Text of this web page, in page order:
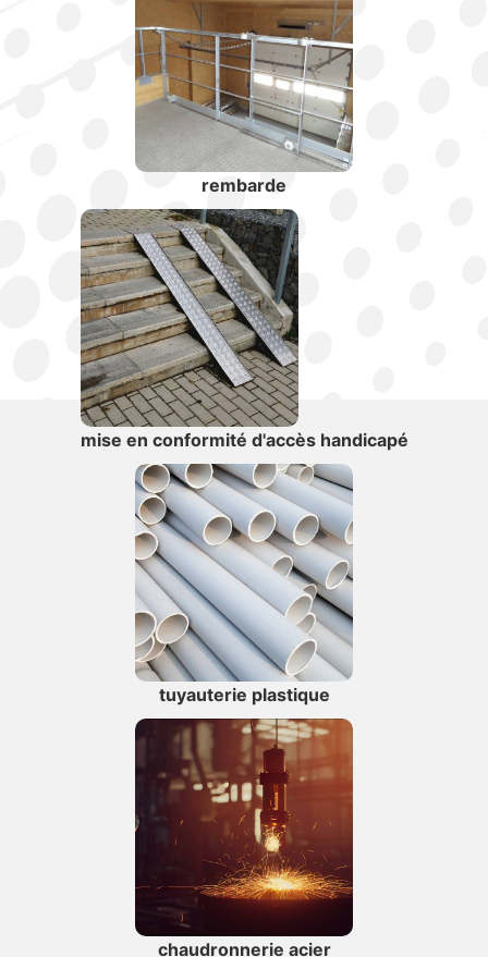
rembarde
mise en conformité d'accès handicapé
tuyauterie plastique
chaudronnerie acier